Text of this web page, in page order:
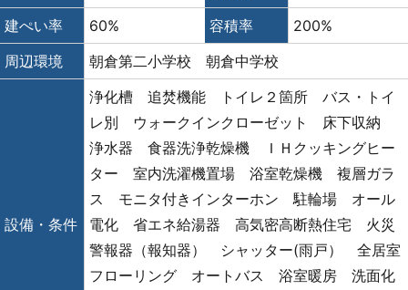
建ぺい率
60% 容積率
200%
周辺環境
朝倉第二小学校 朝倉中学校
設備・条件
浄化槽 追焚機能 トイレ２箇所 バス・トイ
レ別 ウォークインクローゼット 床下収納
浄水器 食器洗浄乾燥機 ＩＨクッキングヒー
ター 室内洗濯機置場 浴室乾燥機 複層ガラ
ス モニタ付きインターホン 駐輪場 オール
電化 省エネ給湯器 高気密高断熱住宅 火災
警報器（報知器） シャッター(雨戸） 全居室
フローリング オートバス 浴室暖房 洗面化